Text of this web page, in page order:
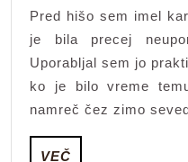
Pred hišo sem imel
je bila precej
Uporabljal sem jo
ko je bilo vreme
namreč čez zimo
VEČ